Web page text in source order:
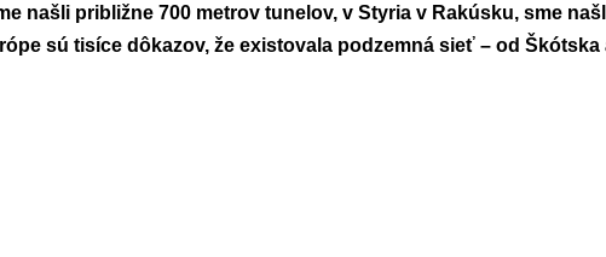
našli približne 700 metrov tunelov, v Styria v Rakúsku, sme
sú tisíce dôkazov, že existovala podzemná sieť – od Škótska